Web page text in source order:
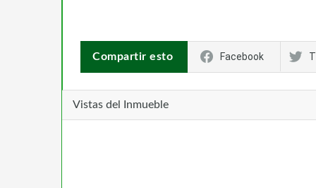
Compartir esto Facebook
Vistas del Inmueble